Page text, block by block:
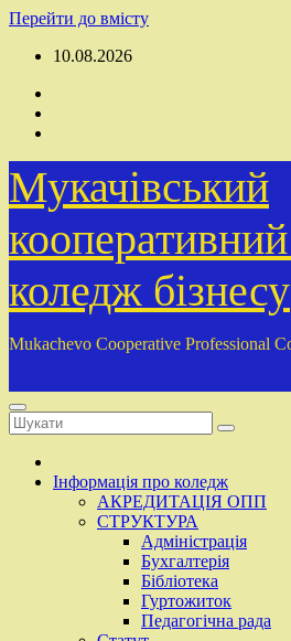
Перейти до вмісту
10.08.2026
Мукачівський
коледж бізнесу
Mukachevo Cooperative Professional
Інформація про коледж
АКРЕДИТАЦІЯ ОПП
СТРУКТУРА
Адміністрація
Бухгалтерія
Бібліотека
Гуртожиток
Педагогічна рада